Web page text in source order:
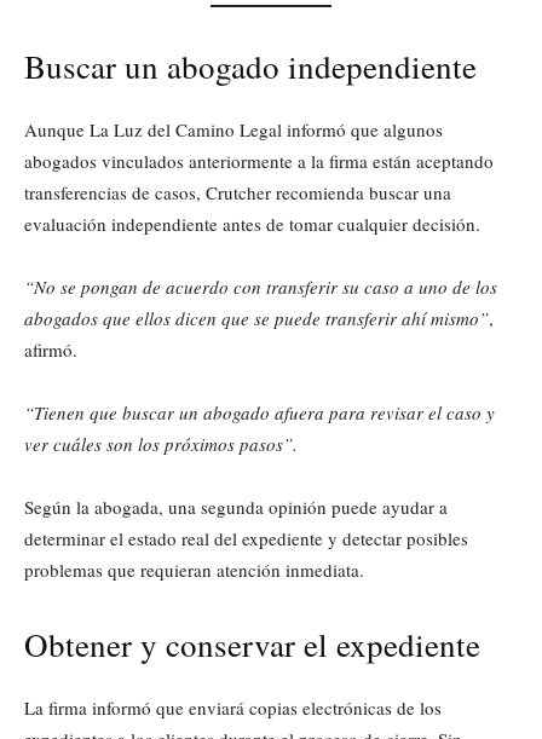
Buscar un abogado independiente
Aunque La Luz del Camino Legal informó que algunos
abogados vinculados anteriormente a la firma están aceptando
transferencias de casos, Crutcher recomienda buscar una
evaluación independiente antes de tomar cualquier decisión.
“No se pongan de acuerdo con transferir su caso a uno de los
abogados que ellos dicen que se puede transferir ahí mismo”,
afirmó.
“Tienen que buscar un abogado afuera para revisar el caso y
ver cuáles son los próximos pasos”.
Según la abogada, una segunda opinión puede ayudar a
determinar el estado real del expediente y detectar posibles
problemas que requieran atención inmediata.
Obtener y conservar el expediente
La firma informó que enviará copias electrónicas de los